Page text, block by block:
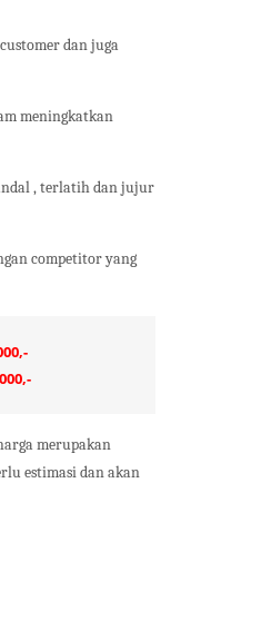
dan juga
meningkatkan
, terlatih dan jujur
competitor yang
merupakan
estimasi dan akan